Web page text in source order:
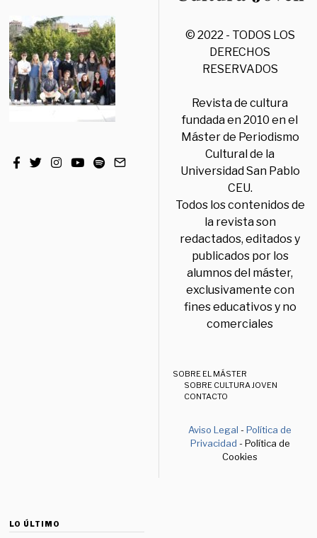
© 2022 - TODOS LOS
DERECHOS
RESERVADOS
Revista de cultura
fundada en 2010 en el
Máster de Periodismo
Cultural de la
Universidad San Pablo
CEU.
Todos los contenidos de
la revista son
redactados, editados y
publicados por los
alumnos del máster,
exclusivamente con
fines educativos y no
comerciales
SOBRE EL MÁSTER
SOBRE CULTURA JOVEN
CONTACTO
Aviso Legal -Política de
Privacidad - Política de
Cookies
LO ÚLTIMO